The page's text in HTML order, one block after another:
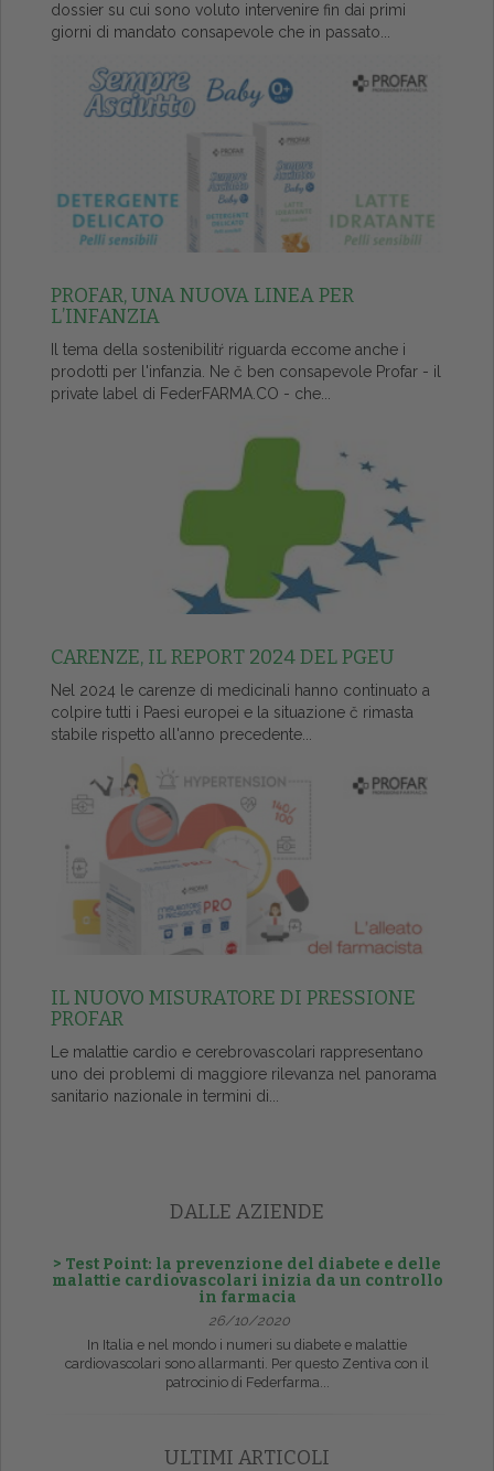
dossier su cui sono voluto intervenire fin dai primi
giorni di mandato consapevole che in passato...
PROFAR, UNA NUOVA LINEA PER
L’INFANZIA
Il tema della sostenibilitŕ riguarda eccome anche i
prodotti per l'infanzia. Ne č ben consapevole Profar - il
private label di FederFARMA.CO - che...
CARENZE, IL REPORT 2024 DEL PGEU
Nel 2024 le carenze di medicinali hanno continuato a
colpire tutti i Paesi europei e la situazione č rimasta
stabile rispetto all'anno precedente...
IL NUOVO MISURATORE DI PRESSIONE
PROFAR
Le malattie cardio e cerebrovascolari rappresentano
uno dei problemi di maggiore rilevanza nel panorama
sanitario nazionale in termini di...
DALLE AZIENDE
> Test Point: la prevenzione del diabete e delle
malattie cardiovascolari inizia da un controllo
in farmacia
26/10/2020
In Italia e nel mondo i numeri su diabete e malattie
cardiovascolari sono allarmanti. Per questo Zentiva con il
patrocinio di Federfarma...
ULTIMI ARTICOLI